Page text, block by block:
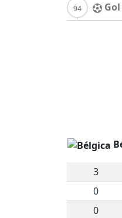
Gol
3
0
0